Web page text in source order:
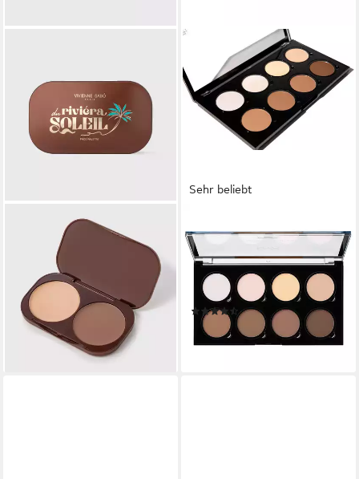
VIVIENNE SABO
Contouring-Palette Vivienne
Sabo - Face Palette "Riviera
du Soleil"
12,50 €
lieferbar - in 3-4 Werktagen bei dir
Sehr beliebt
Highlighter HIGHLIGHT &
CONTOUR PRO PALETTE, 3-
in-1 Foundation, Concealer
und Highlighter
(24)
18,99 €
(879,17 €/ 1 kg)